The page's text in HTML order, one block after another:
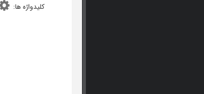
کلیدواژه ها: